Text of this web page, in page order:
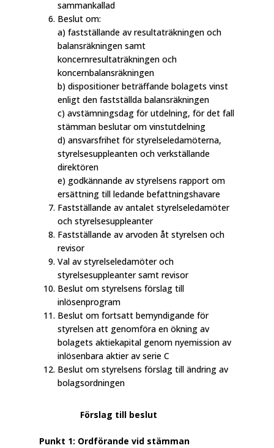
sammankallad
Beslut om:
a) fastställande av resultaträkningen och
balansräkningen samt
koncernresultaträkningen och
koncernbalansräkningen
b) dispositioner beträffande bolagets vinst
enligt den fastställda balansräkningen
c) avstämningsdag för utdelning, för det fall
stämman beslutar om vinstutdelning
d) ansvarsfrihet för styrelseledamöterna,
styrelsesuppleanten och verkställande
direktören
e) godkännande av styrelsens rapport om
ersättning till ledande befattningshavare
Fastställande av antalet styrelseledamöter
och styrelsesuppleanter
Fastställande av arvoden åt styrelsen och
revisor
Val av styrelseledamöter och
styrelsesuppleanter samt revisor
Beslut om styrelsens förslag till
inlösenprogram
Beslut om fortsatt bemyndigande för
styrelsen att genomföra en ökning av
bolagets aktiekapital genom nyemission av
inlösenbara aktier av serie C
Beslut om styrelsens förslag till ändring av
bolagsordningen
Förslag till beslut
Punkt 1: Ordförande vid stämman